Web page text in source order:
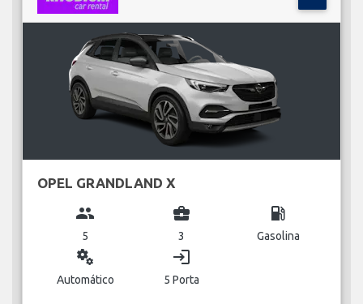
OPEL GRANDLAND X
group
5
business_center
3
local_gas_station
Gasolina
miscellaneous_services
Automático
login
5 Porta